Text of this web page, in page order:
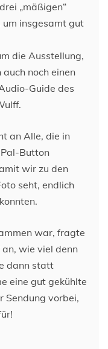
„mäßigen“
insgesamt gut
die Ausstellung,
noch einen
Guide des
an Alle, die in
Button
wir zu den
seht, endlich
war, fragte
an, wie viel denn
dann statt
eine gut gekühlte
Sendung vorbei,